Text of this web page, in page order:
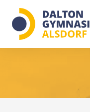
Inhalt
springen